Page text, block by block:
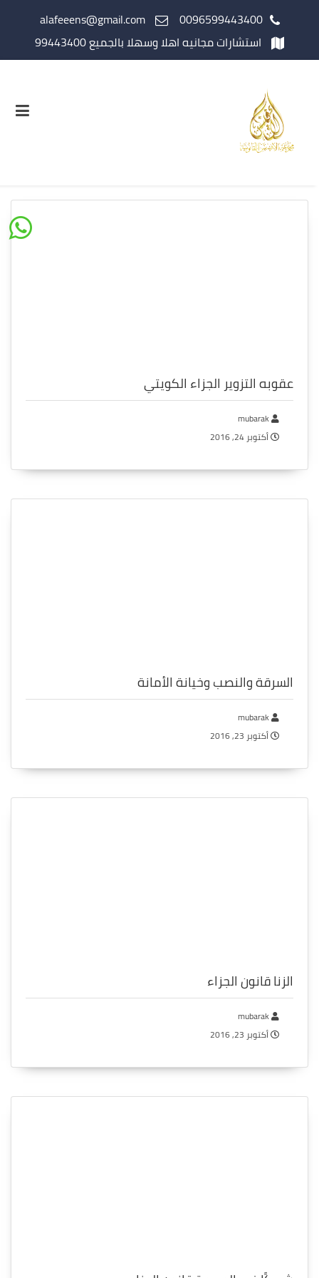
0096599443400
alafeeens@gmail.com
استشارات مجانيه اهلا وسهلا بالجميع 99443400
عقوبه التزوير الجزاء الكويتي
أكتوبر 24, 2016
السرقة والنصب وخيانة الأمانة
أكتوبر 23, 2016
الزنا قانون الجزاء
أكتوبر 23, 2016